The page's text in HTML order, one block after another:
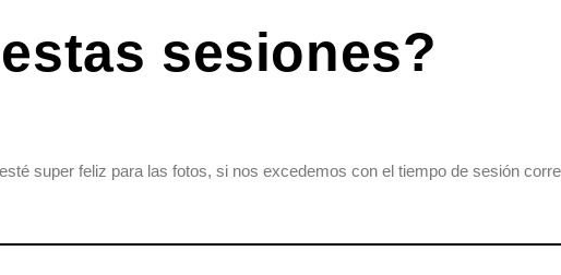
sesiones?
super feliz para las fotos, si nos excedemos con el tiempo de sesión